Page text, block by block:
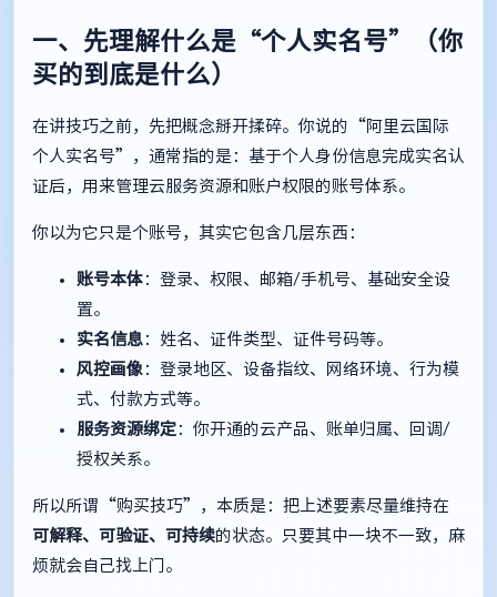
一、先理解什么是“个人实名号”（你
买的到底是什么）
在讲技巧之前，先把概念掰开揉碎。你说的“阿里云国际
个人实名号”，通常指的是：基于个人身份信息完成实名认
证后，用来管理云服务资源和账户权限的账号体系。
你以为它只是个账号，其实它包含几层东西：
账号本体 ：登录、权限、邮箱/手机号、基础安全设
置。
实名信息 ：姓名、证件类型、证件号码等。
风控画像 ：登录地区、设备指纹、网络环境、行为模
式、付款方式等。
服务资源绑定 ：你开通的云产品、账单归属、回调/
授权关系。
所以所谓“购买技巧”，本质是：把上述要素尽量维持在
可解释、可验证、可持续的状态。只要其中一块不一致，麻
烦就会自己找上门。